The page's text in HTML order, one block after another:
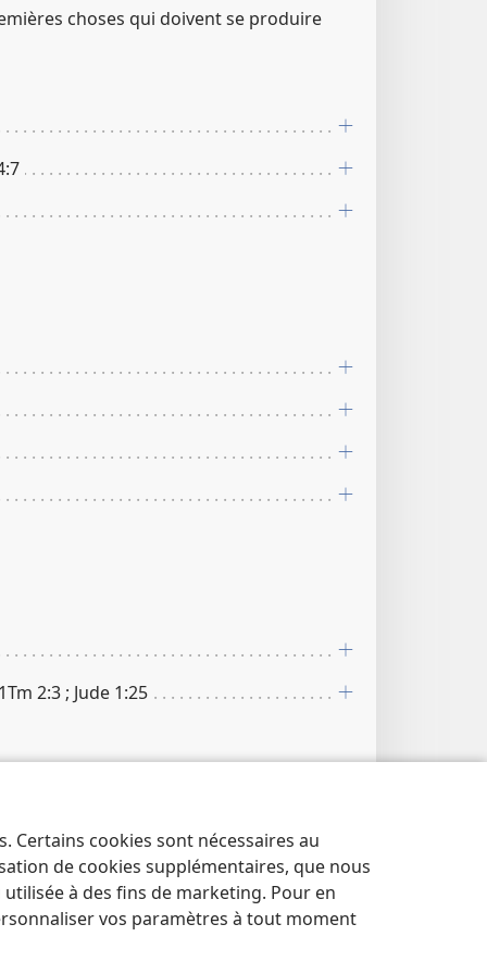
Certains cookies sont nécessaires au
de cookies supplémentaires, que nous
à des fins de marketing. Pour en
vos paramètres à tout moment
choses qui doivent se produire
2​:​3 ; Jude 1​:​25